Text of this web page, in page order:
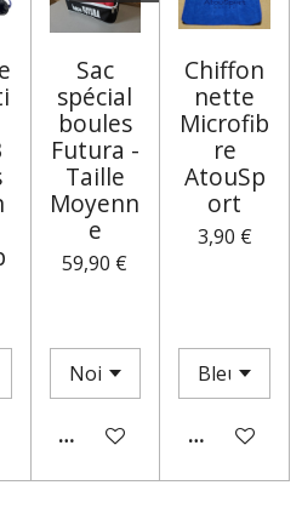
AU PANIER
Sac
spécial
boules
Futura -
Taille
Moyenn
e
59,90 €
M'AVERTIR SI DISPONIBLE
Chiffon
nette
Microfib
re
AtouSp
ort
3,90 €
AJOUTER